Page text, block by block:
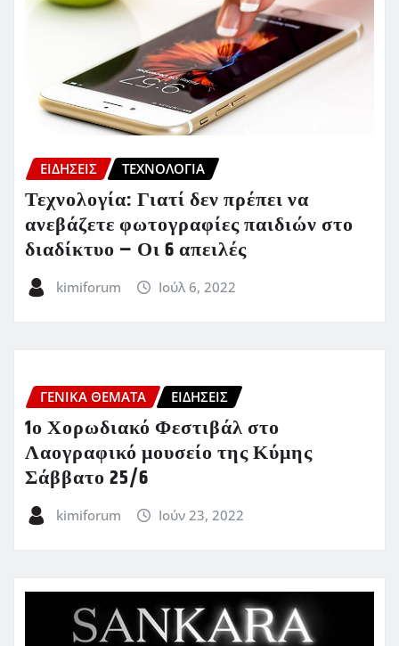
ΕΙΔΗΣΕΙΣ ΤΕΧΝΟΛΟΓΙΑ
Τεχνολογία: Γιατί δεν πρέπει να
ανεβάζετε φωτογραφίες παιδιών στο
διαδίκτυο – Οι 6 απειλές
kimiforum Ιούλ 6, 2022
ΓΕΝΙΚΑ ΘΕΜΑΤΑ ΕΙΔΗΣΕΙΣ
1ο Χορωδιακό Φεστιβάλ στο
Λαογραφικό μουσείο της Κύμης
Σάββατο 25/6
kimiforum Ιούν 23, 2022